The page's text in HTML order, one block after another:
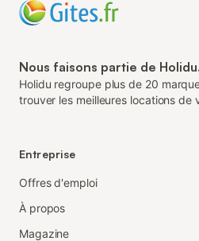
Nous faisons partie de
Holidu regroupe plus de 20
trouver les meilleures locations de
Entreprise
Offres d'emploi
À propos
Magazine